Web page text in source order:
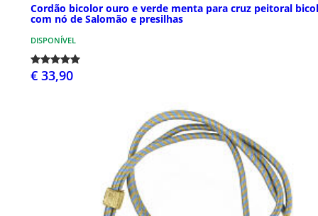
Cordão bicolor ouro e verde menta para cruz peitoral
com nó de Salomão e presilhas
DISPONÍVEL
€ 33,90